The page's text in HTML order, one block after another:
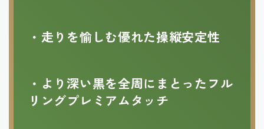
・走りを愉しむ優れた操縦安定性
・より深い黒を全周にまとったフル
リングプレミアムタッチ